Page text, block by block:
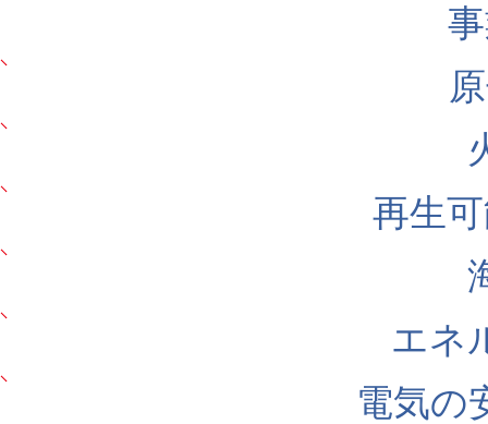
再生
エネ
電気の